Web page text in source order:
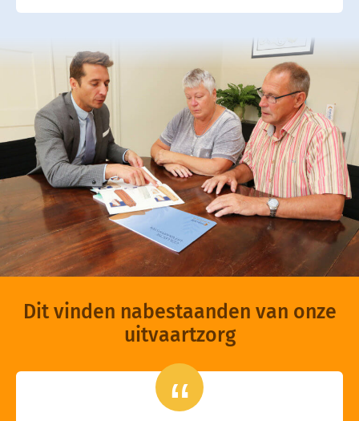
Dit vinden nabestaanden van onze
uitvaartzorg